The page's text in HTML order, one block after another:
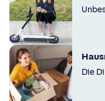
Die